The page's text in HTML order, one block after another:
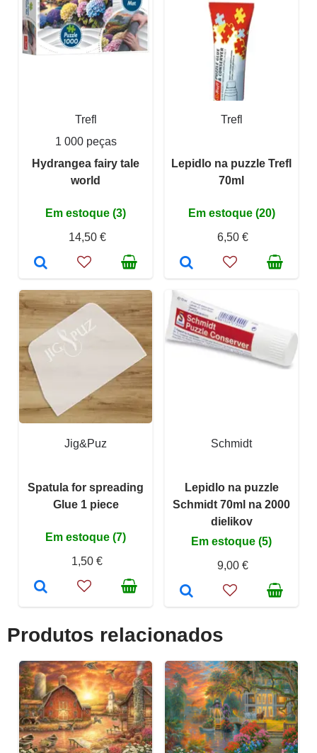
Trefl
1 000 peças
Hydrangea fairy tale
world
Em estoque (3)
14,50 €
Trefl
Lepidlo na puzzle Trefl
70ml
Em estoque (20)
6,50 €
Jig&Puz
Spatula for spreading
Glue 1 piece
Em estoque (7)
1,50 €
Schmidt
Lepidlo na puzzle
Schmidt 70ml na 2000
dielikov
Em estoque (5)
9,00 €
Produtos relacionados